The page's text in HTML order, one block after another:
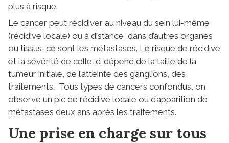
plus à risque.
Le cancer peut récidiver au niveau du sein lui-même
(récidive locale) ou à distance, dans d’autres organes
ou tissus, ce sont les métastases. Le risque de récidive
et la sévérité de celle-ci dépend de la taille de la
tumeur initiale, de l’atteinte des ganglions, des
traitements… Tous types de cancers confondus, on
observe un pic de récidive locale ou d’apparition de
métastases deux ans après les traitements.
Une prise en charge sur tous